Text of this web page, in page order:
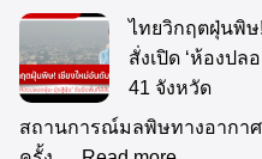
ไทยวิกฤตฝุ่นพิษ
สั่งเปิด ‘ห้องป
41 จังหวัด
สถานการณ์มลพิษทางอากา